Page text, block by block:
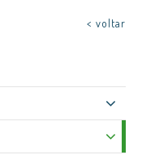
< voltar